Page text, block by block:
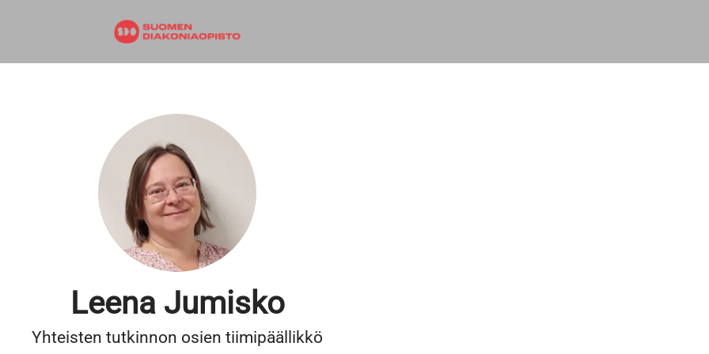
Leena Jumisko
Yhteisten tutkinnon osien tiimipäällikkö